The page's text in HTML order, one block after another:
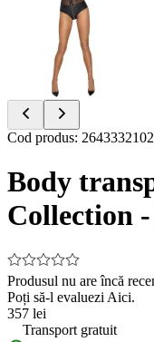
Item
of
Cod produs:
Body
Collection
Produsul nu are încă
Poți să-l evaluezi Aici.
357 lei
Transport gratuit